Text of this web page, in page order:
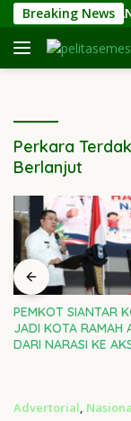
Langsung
ke
konten
Breaking News
KOTA RAMAH
Perkara
Berlanjut
PEMKOT SIANTAR
JADI KOTA RAMAH
DARI NARASI KE
Advertorial,